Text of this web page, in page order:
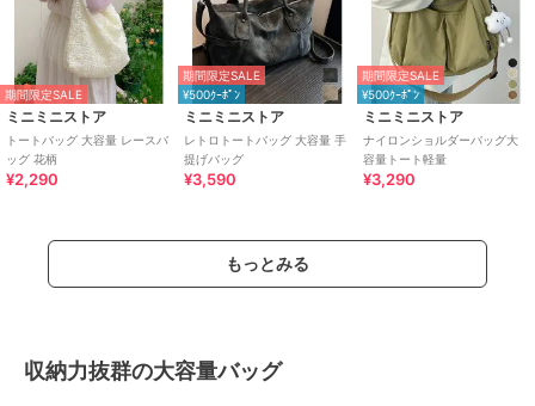
期間限定SALE
ミニミニストア
トートバッグ 大容量 レースバ
ッグ 花柄
¥2,290
期間限定SALE
¥500ｸｰﾎﾟﾝ
ミニミニストア
レトロトートバッグ 大容量 手
提げバッグ
¥3,590
期間限定SALE
¥500ｸｰﾎﾟﾝ
ミニミニストア
ナイロンショルダーバッグ大
容量トート軽量
¥3,290
もっとみる
収納力抜群の大容量バッグ